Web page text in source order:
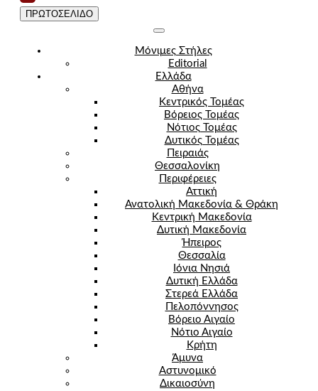
ΠΡΩΤΟΣΕΛΙΔΟ
Μόνιμες Στήλες
Editorial
Ελλάδα
Αθήνα
Κεντρικός Τομέας
Βόρειος Τομέας
Νότιος Τομέας
Δυτικός Τομέας
Πειραιάς
Θεσσαλονίκη
Περιφέρειες
Αττική
Ανατολική Μακεδονία & Θράκη
Κεντρική Μακεδονία
Δυτική Μακεδονία
Ήπειρος
Θεσσαλία
Ιόνια Νησιά
Δυτική Ελλάδα
Στερεά Ελλάδα
Πελοπόννησος
Βόρειο Αιγαίο
Νότιο Αιγαίο
Κρήτη
Άμυνα
Αστυνομικό
Δικαιοσύνη